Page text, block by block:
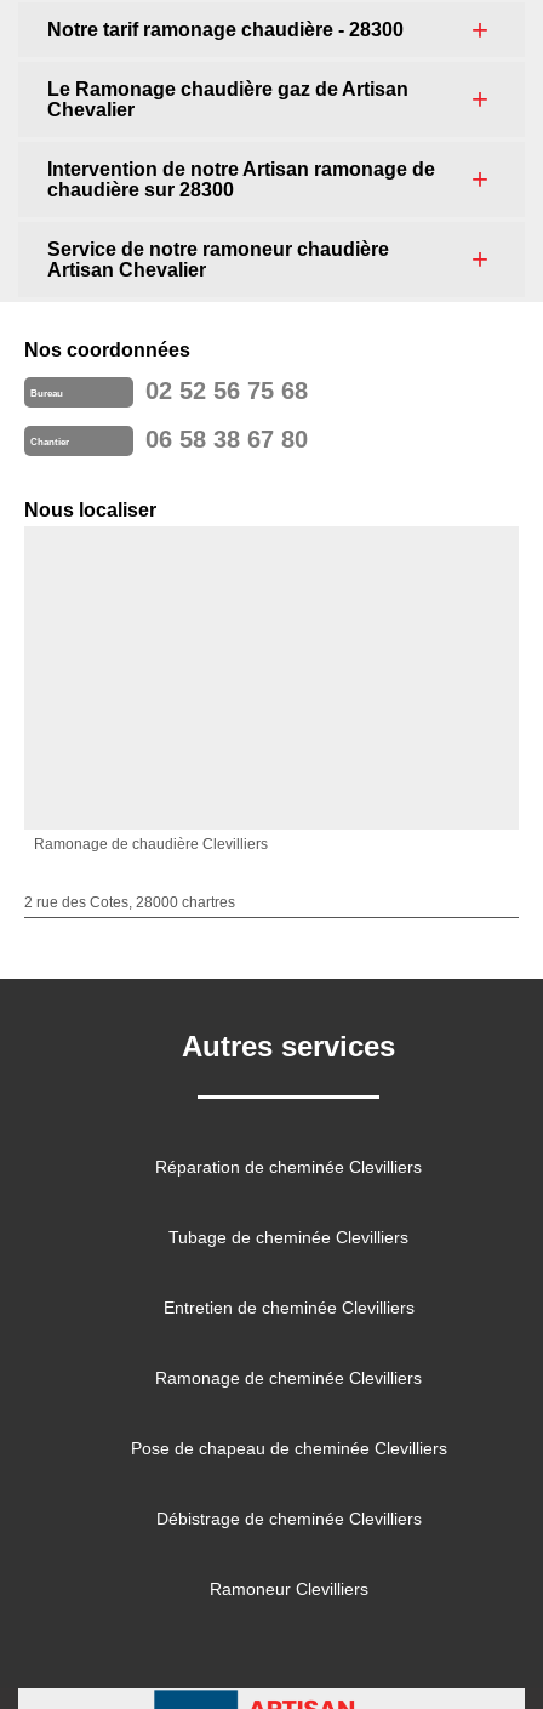
Notre tarif ramonage chaudière - 28300
Le Ramonage chaudière gaz de Artisan
Chevalier
Intervention de notre Artisan ramonage de
chaudière sur 28300
Service de notre ramoneur chaudière
Artisan Chevalier
Nos coordonnées
Bureau 02 52 56 75 68
Chantier 06 58 38 67 80
Nous localiser
Ramonage de chaudière Clevilliers
2 rue des Cotes, 28000 chartres
Autres services
Réparation de cheminée Clevilliers
Tubage de cheminée Clevilliers
Entretien de cheminée Clevilliers
Ramonage de cheminée Clevilliers
Pose de chapeau de cheminée Clevilliers
Débistrage de cheminée Clevilliers
Ramoneur Clevilliers